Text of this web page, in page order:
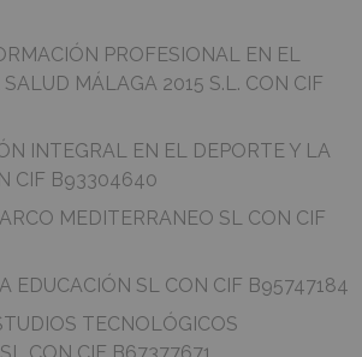
PROFESIONAL EN EL
MÁLAGA 2015 S.L. CON CIF
INTEGRAL EN EL DEPORTE Y LA
CIF B93304640
MEDITERRANEO SL CON CIF
EDUCACIÓN SL CON CIF B95747184
TECNOLÓGICOS
CON CIF B67377671